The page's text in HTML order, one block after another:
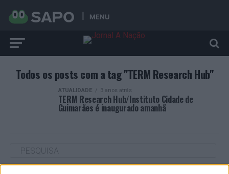
MENU
Todos os posts com a tag "TERM Research Hub"
ATUALIDADE 3 anos atrás
TERM Research Hub/Instituto Cidade de
Guimarães é inaugurado amanhã